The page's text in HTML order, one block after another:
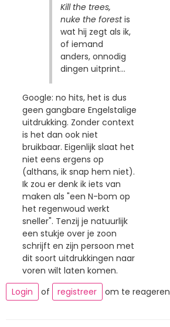
Kill the trees,
nuke the forestis
wat hij zegt als ik,
of iemand
anders, onnodig
dingen uitprint...
Google: no hits, het is dus
geen gangbare Engelstalige
uitdrukking. Zonder context
is het dan ook niet
bruikbaar. Eigenlijk slaat het
niet eens ergens op
(althans, ik snap hem niet).
Ik zou er denk ik iets van
maken als "een N-bom op
het regenwoud werkt
sneller". Tenzij je natuurlijk
een stukje over je zoon
schrijft en zijn persoon met
dit soort uitdrukkingen naar
voren wilt laten komen.
Login
of registreer om te reageren